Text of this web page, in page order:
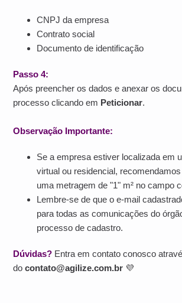
CNPJ da empresa
Contrato social
Documento de identificação
Passo 4:
Após preencher os dados e anexar os
processo clicando em Peticionar.
Observação Importante:
Se a empresa estiver localizada em
virtual ou residencial,
uma metragem de "1" m² no campo
Lembre-se de que o e-mail
para todas as comunicações do
processo de cadastro.
Dúvidas? Entra em contato conosco
docontato@agilize.com.br 💜